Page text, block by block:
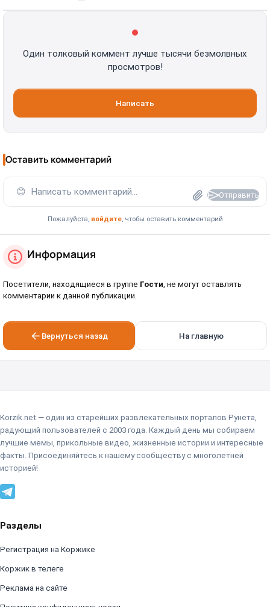
Один толковый коммент лучше тысячи безмолвных
просмотров!
Написать
Оставить комментарий
😊 Написать комментарий... Отправить
Пожалуйста, войдите, чтобы оставить комментарий
Информация
Посетители, находящиеся в группе Гости, не могут оставлять
комментарии к данной публикации.
Вернуться назад На главную
Korzik.net — один из старейших развлекательных порталов Рунета,
радующий пользователей с 2003 года. Каждый день мы собираем
лучшие мемы, прикольные видео, жизненные истории и интересные
факты. Присоединяйтесь к нашему сообществу с многолетней
историей!
Разделы
Регистрация на Коржике
Коржик в телеге
Реклама на сайте